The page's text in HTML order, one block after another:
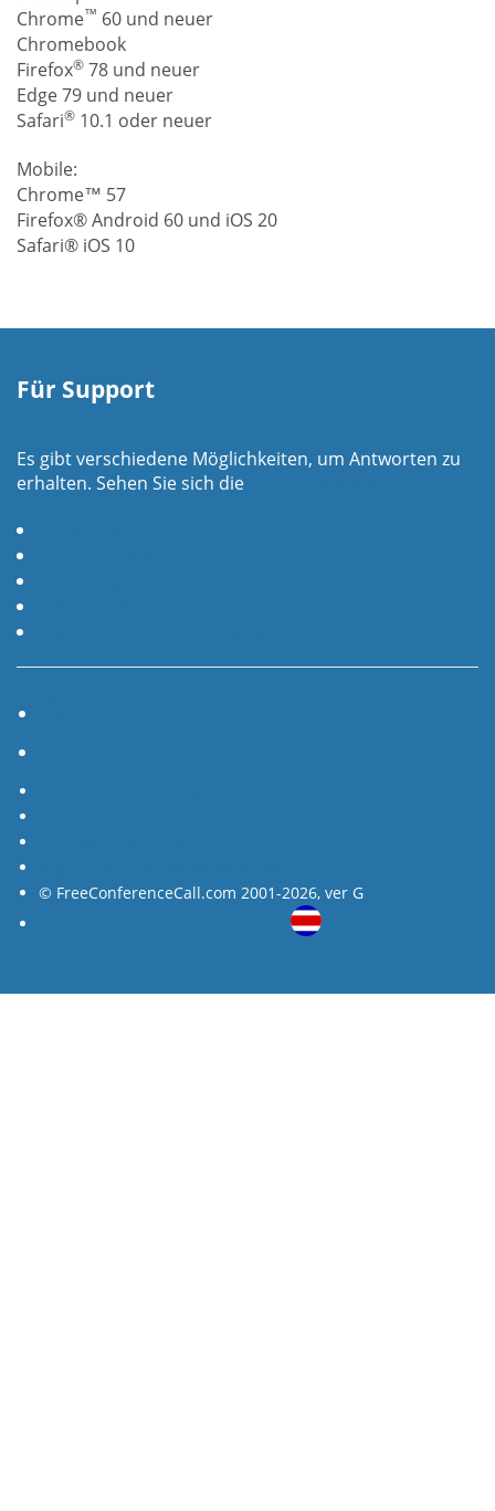
Chrome™ 60 und neuer
Chromebook
Firefox® 78 und neuer
Edge 79 und neuer
Safari® 10.1 oder neuer
Mobile:
Chrome™ 57
Firefox® Android 60 und iOS 20
Safari® iOS 10
Für Support
Es gibt verschiedene Möglichkeiten, um Antworten zu
erhalten. Sehen Sie sich die
© FreeConferenceCall.com 2001-2026, ver G